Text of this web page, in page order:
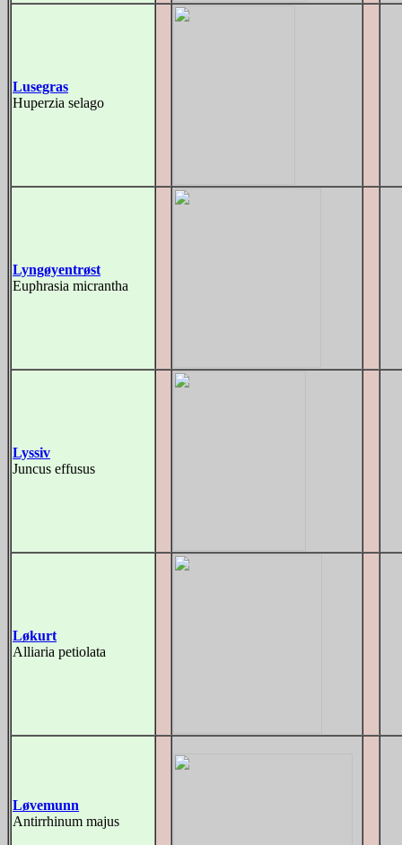
Lusegras
Huperzia selago
Lyngøyentrøst
Euphrasia micrantha
Lyssiv
Juncus effusus
Løkurt
Alliaria petiolata
Løvemunn
Antirrhinum majus